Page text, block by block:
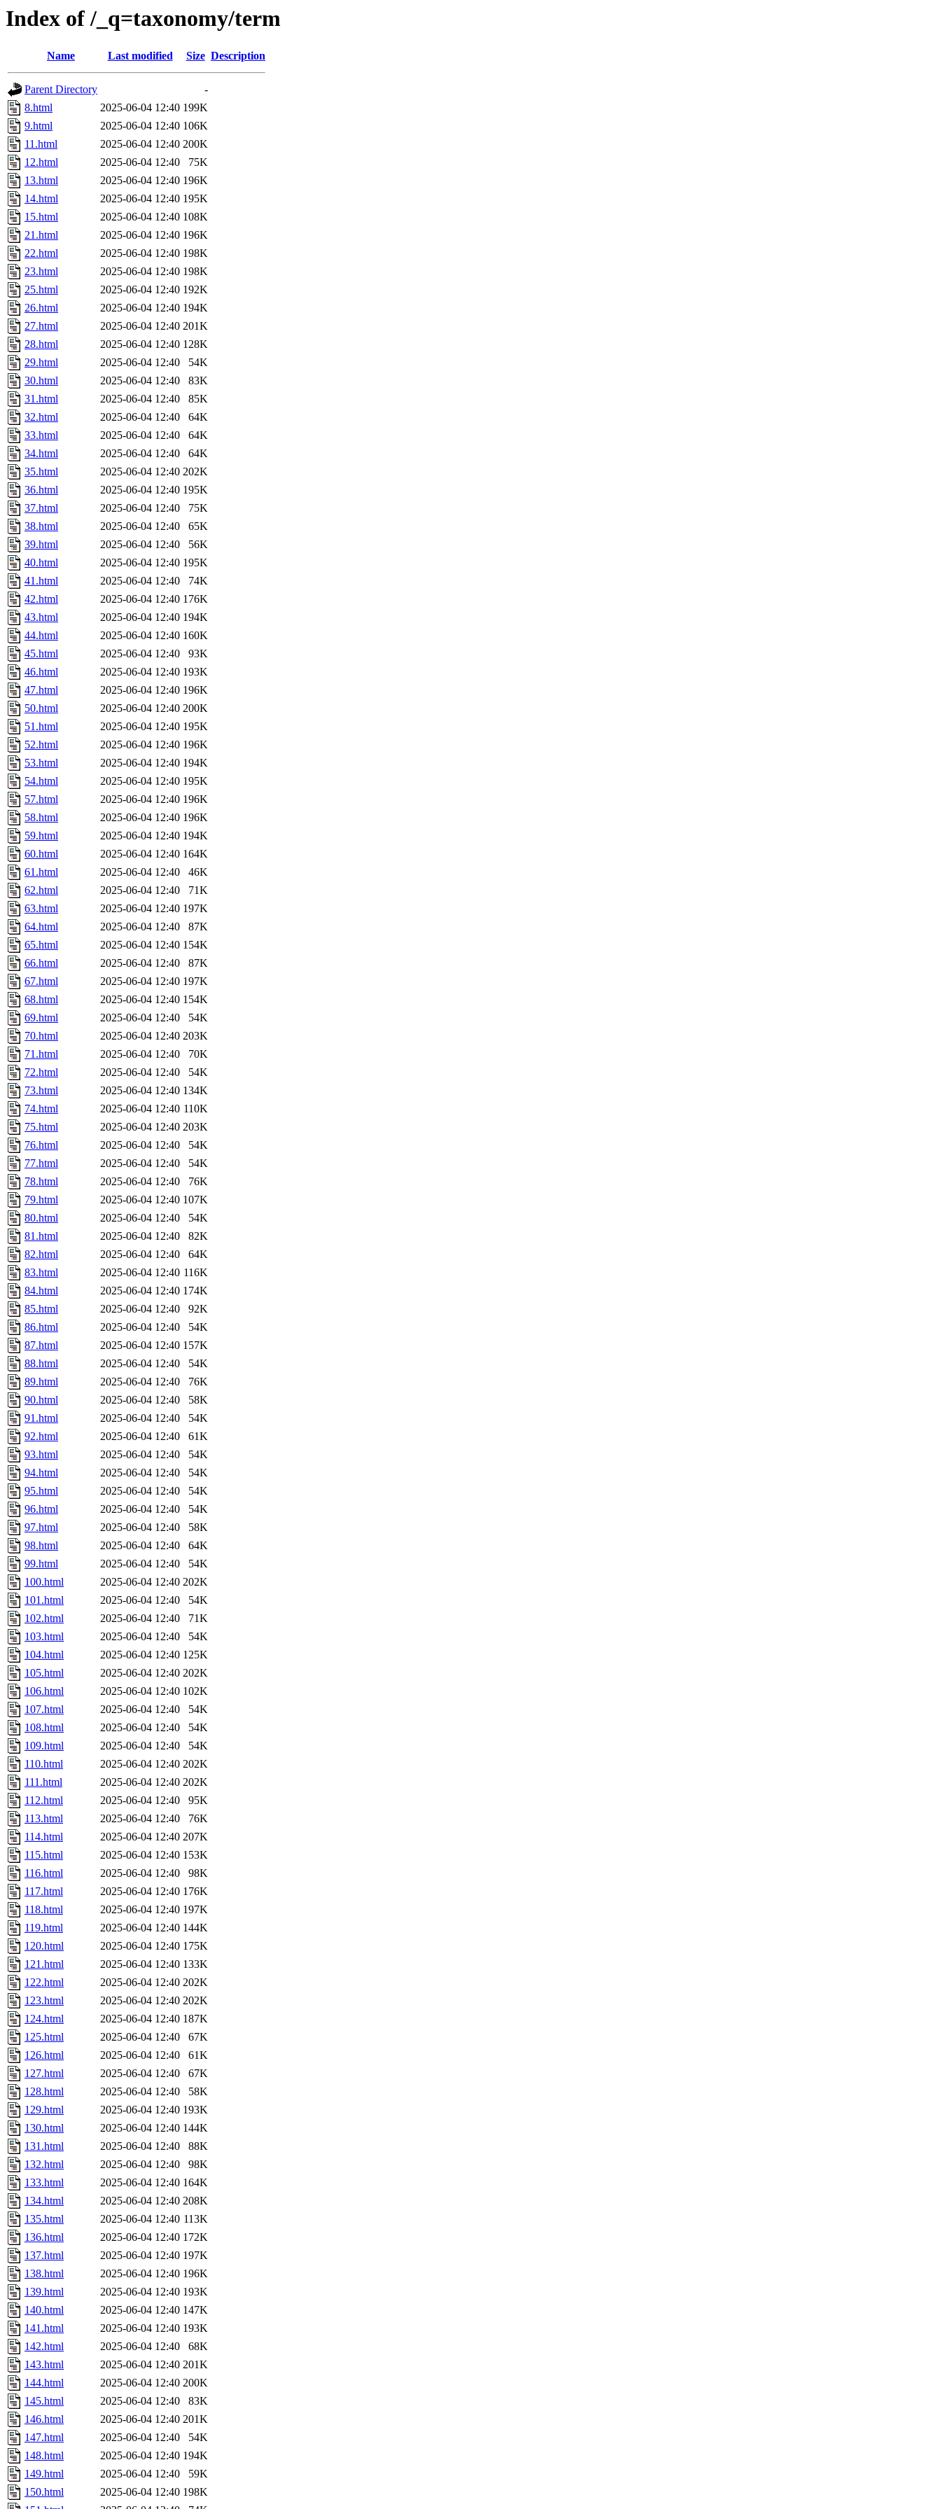
Index of /_q=taxonomy/term
Name Last modified Size Description
Parent Directory
-
8.html
2025-06-04 12:40 199K
9.html
2025-06-04 12:40 106K
11.html
2025-06-04 12:40 200K
12.html
2025-06-04 12:40
75K
13.html
2025-06-04 12:40 196K
14.html
2025-06-04 12:40 195K
15.html
2025-06-04 12:40 108K
21.html
2025-06-04 12:40 196K
22.html
2025-06-04 12:40 198K
23.html
2025-06-04 12:40 198K
25.html
2025-06-04 12:40 192K
26.html
2025-06-04 12:40 194K
27.html
2025-06-04 12:40 201K
28.html
2025-06-04 12:40 128K
29.html
2025-06-04 12:40
54K
30.html
2025-06-04 12:40
83K
31.html
2025-06-04 12:40
85K
32.html
2025-06-04 12:40
64K
33.html
2025-06-04 12:40
64K
34.html
2025-06-04 12:40
64K
35.html
2025-06-04 12:40 202K
36.html
2025-06-04 12:40 195K
37.html
2025-06-04 12:40
75K
38.html
2025-06-04 12:40
65K
39.html
2025-06-04 12:40
56K
40.html
2025-06-04 12:40 195K
41.html
2025-06-04 12:40
74K
42.html
2025-06-04 12:40 176K
43.html
2025-06-04 12:40 194K
44.html
2025-06-04 12:40 160K
45.html
2025-06-04 12:40
93K
46.html
2025-06-04 12:40 193K
47.html
2025-06-04 12:40 196K
50.html
2025-06-04 12:40 200K
51.html
2025-06-04 12:40 195K
52.html
2025-06-04 12:40 196K
53.html
2025-06-04 12:40 194K
54.html
2025-06-04 12:40 195K
57.html
2025-06-04 12:40 196K
58.html
2025-06-04 12:40 196K
59.html
2025-06-04 12:40 194K
60.html
2025-06-04 12:40 164K
61.html
2025-06-04 12:40
46K
62.html
2025-06-04 12:40
71K
63.html
2025-06-04 12:40 197K
64.html
2025-06-04 12:40
87K
65.html
2025-06-04 12:40 154K
66.html
2025-06-04 12:40
87K
67.html
2025-06-04 12:40 197K
68.html
2025-06-04 12:40 154K
69.html
2025-06-04 12:40
54K
70.html
2025-06-04 12:40 203K
71.html
2025-06-04 12:40
70K
72.html
2025-06-04 12:40
54K
73.html
2025-06-04 12:40 134K
74.html
2025-06-04 12:40 110K
75.html
2025-06-04 12:40 203K
76.html
2025-06-04 12:40
54K
77.html
2025-06-04 12:40
54K
78.html
2025-06-04 12:40
76K
79.html
2025-06-04 12:40 107K
80.html
2025-06-04 12:40
54K
81.html
2025-06-04 12:40
82K
82.html
2025-06-04 12:40
64K
83.html
2025-06-04 12:40 116K
84.html
2025-06-04 12:40 174K
85.html
2025-06-04 12:40
92K
86.html
2025-06-04 12:40
54K
87.html
2025-06-04 12:40 157K
88.html
2025-06-04 12:40
54K
89.html
2025-06-04 12:40
76K
90.html
2025-06-04 12:40
58K
91.html
2025-06-04 12:40
54K
92.html
2025-06-04 12:40
61K
93.html
2025-06-04 12:40
54K
94.html
2025-06-04 12:40
54K
95.html
2025-06-04 12:40
54K
96.html
2025-06-04 12:40
54K
97.html
2025-06-04 12:40
58K
98.html
2025-06-04 12:40
64K
99.html
2025-06-04 12:40
54K
100.html
2025-06-04 12:40 202K
101.html
2025-06-04 12:40
54K
102.html
2025-06-04 12:40
71K
103.html
2025-06-04 12:40
54K
104.html
2025-06-04 12:40 125K
105.html
2025-06-04 12:40 202K
106.html
2025-06-04 12:40 102K
107.html
2025-06-04 12:40
54K
108.html
2025-06-04 12:40
54K
109.html
2025-06-04 12:40
54K
110.html
2025-06-04 12:40 202K
111.html
2025-06-04 12:40 202K
112.html
2025-06-04 12:40
95K
113.html
2025-06-04 12:40
76K
114.html
2025-06-04 12:40 207K
115.html
2025-06-04 12:40 153K
116.html
2025-06-04 12:40
98K
117.html
2025-06-04 12:40 176K
118.html
2025-06-04 12:40 197K
119.html
2025-06-04 12:40 144K
120.html
2025-06-04 12:40 175K
121.html
2025-06-04 12:40 133K
122.html
2025-06-04 12:40 202K
123.html
2025-06-04 12:40 202K
124.html
2025-06-04 12:40 187K
125.html
2025-06-04 12:40
67K
126.html
2025-06-04 12:40
61K
127.html
2025-06-04 12:40
67K
128.html
2025-06-04 12:40
58K
129.html
2025-06-04 12:40 193K
130.html
2025-06-04 12:40 144K
131.html
2025-06-04 12:40
88K
132.html
2025-06-04 12:40
98K
133.html
2025-06-04 12:40 164K
134.html
2025-06-04 12:40 208K
135.html
2025-06-04 12:40 113K
136.html
2025-06-04 12:40 172K
137.html
2025-06-04 12:40 197K
138.html
2025-06-04 12:40 196K
139.html
2025-06-04 12:40 193K
140.html
2025-06-04 12:40 147K
141.html
2025-06-04 12:40 193K
142.html
2025-06-04 12:40
68K
143.html
2025-06-04 12:40 201K
144.html
2025-06-04 12:40 200K
145.html
2025-06-04 12:40
83K
146.html
2025-06-04 12:40 201K
147.html
2025-06-04 12:40
54K
148.html
2025-06-04 12:40 194K
149.html
2025-06-04 12:40
59K
150.html
2025-06-04 12:40 198K